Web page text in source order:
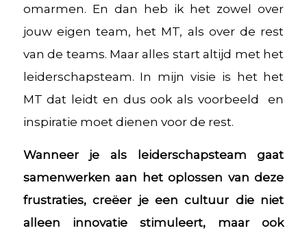
omarmen. En dan heb ik het zowel over
jouw eigen team, het MT, als over de rest
van de teams. Maar alles start altijd met het
leiderschapsteam. In mijn visie is het het
MT dat leidt en dus ook als voorbeeld en
inspiratie moet dienen voor de rest.
Wanneer je als leiderschapsteam gaat
samenwerken aan het oplossen van deze
frustraties, creëer je een cultuur die niet
alleen innovatie stimuleert, maar ook